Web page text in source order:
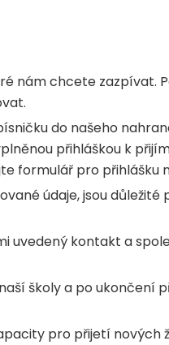
nám chcete zazpívat.
do našeho
přihláškou k
formulář pro přihlášku
údaje, jsou důležité
uvedený kontakt a
školy a po ukončení
pro přijetí nových